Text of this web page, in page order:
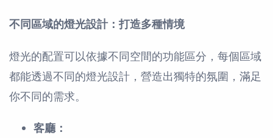
不同區域的燈光設計：打造多種情境
燈光的配置可以依據不同空間的功能區分，每個區域
都能透過不同的燈光設計，營造出獨特的氛圍，滿足
你不同的需求。
客廳：